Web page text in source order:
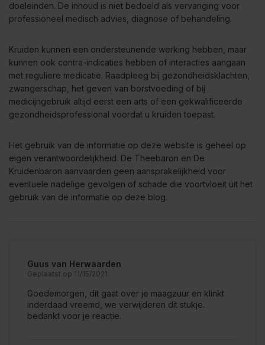
doeleinden. De inhoud is niet bedoeld als vervanging voor
professioneel medisch advies, diagnose of behandeling.
Kruiden kunnen een ondersteunende werking hebben, maar
kunnen ook contra-indicaties hebben of interacties aangaan
met reguliere medicatie. Raadpleeg bij gezondheidsklachten,
zwangerschap, het geven van borstvoeding of bij
medicijngebruik altijd eerst een arts of een gekwalificeerde
gezondheidsprofessional voordat u kruiden toepast.
Het gebruik van de informatie op deze website is geheel op
eigen verantwoordelijkheid. De Theebaron en De
Kruidenbaron aanvaarden geen aansprakelijkheid voor
eventuele nadelige gevolgen of schade die voortvloeit uit het
gebruik van de informatie op deze blog.
Guus van Herwaarden
Geplaatst op 11/15/2021
Goedemorgen, dit gaat over je maagzuur en klinkt
inderdaad vreemd, we verwijderen dit stukje.
bedankt voor je reactie.